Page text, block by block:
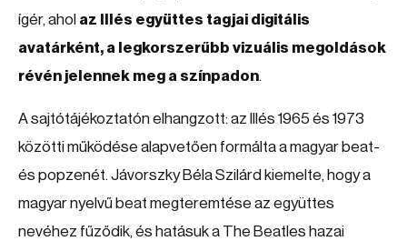
ígér, ahol az Illés együttes tagjai digitális
avatárként, a legkorszerűbb vizuális megoldások
révén jelennek meg a színpadon.
A sajtótájékoztatón elhangzott: az Illés 1965 és 1973
közötti működése alapvetően formálta a magyar beat-
és popzenét. Jávorszky Béla Szilárd kiemelte, hogy a
magyar nyelvű beat megteremtése az együttes
nevéhez fűződik, és hatásuk a The Beatles hazai